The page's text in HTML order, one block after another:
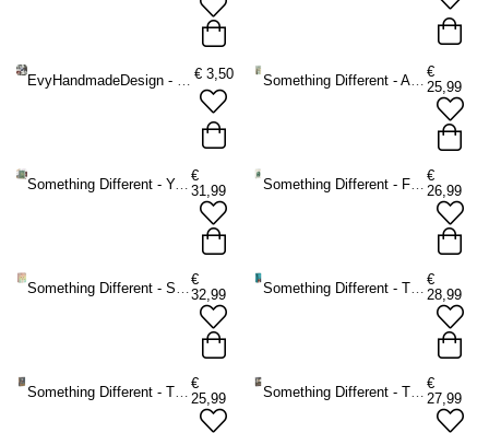
EvyHandmadeDesign - Magic Book Sticker - Wit/Zwart € 3,50 Something Different - After Tarot Mini Tarot kaarten - Multicolours
€
25,99
Something Different - You Will Be Able to Read Tarot by the End of This Book Boek - Multicolours
€
31,99
Something Different - Forest Magic Orakel kaarten - Multicolours
€
26,99
Something Different - Spirit Animal Orakel kaarten - Multicolours
€
32,99
Something Different - The Light Seer's Tarot Tarot kaarten - Multicolours
€
28,99
Something Different - The Herbal Astrology Orakel kaarten - Multicolours
€
25,99
Something Different - The Guardian of the Night Tarot kaarten - Multicolours
€
27,99